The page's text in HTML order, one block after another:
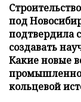
под
подтвердила
создавать
Какие новые
кольцевой